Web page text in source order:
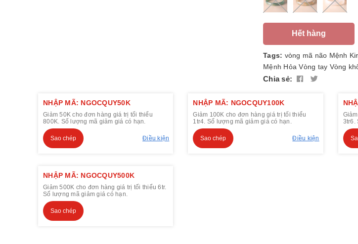
Hết hàng
Tags: vòng mã não Mệnh
Mệnh Hỏa Vòng tay Vòng
Chia sẻ:
NHẬP MÃ: NGOCQUY50K
Giảm 50K cho đơn hàng giá trị tối thiểu
800K. Số lượng mã giảm giá có hạn.
Sao chép Điều kiện
NHẬP MÃ: NGOCQUY100K
Giảm 100K cho đơn hàng giá trị tối thiểu
1tr4. Số lượng mã giảm giá có hạn.
Sao chép Điều kiện
3tr6.
NHẬP MÃ: NGOCQUY500K
Giảm 500K cho đơn hàng giá trị tối thiểu 6tr.
Số lượng mã giảm giá có hạn.
Sao chép